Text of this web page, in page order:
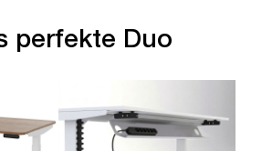
perfekte Duo